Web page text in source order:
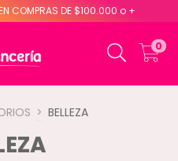
COMPRAS DE $100.000 o +
0
> BELLEZA